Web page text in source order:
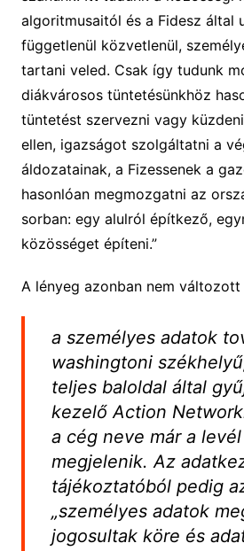
algoritmusaitól és a Fidesz által
függetlenül közvetlenül,
tartani veled. Csak így tudunk
diákvárosos tüntetésünkhöz
tüntetést szervezni vagy
ellen, igazságot szolgáltatni a
áldozatainak, a Fizessenek a
hasonlóan megmozgatni az
sorban: egy alulról építkező,
közösséget építeni.”
A lényeg azonban nem változott
a személyes adatok
washingtoni
teljes baloldal által
kezelő Action
a cég neve már a
megjelenik. Az
tájékoztatóból pedig
„személyes adatok
jogosultak köre és